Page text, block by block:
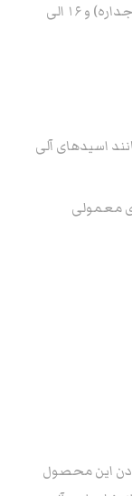
سانتیمتر در ضخامت ۴ الی ۱۰ میلیمتر (دو جداره) و ۱۶ الی
اسیدهای آلی
این محصول